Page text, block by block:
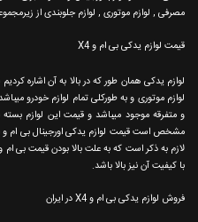
مصرفی , لوازم موتوری , لوازم جلوبندی از
قیمت لوازم یدکی بی ام و X4
لوازم یدکی همان طور که در بالا به آن اشاره
و متفرقه موجود میباشد و قیمت این لوازم بسته
مشخص است قیمت لوازم یدکی اورجینال بی ام و
با کیفیت آن نیز بالا باشد.
فروش لوازم یدکی بی ام و X4 در ایران